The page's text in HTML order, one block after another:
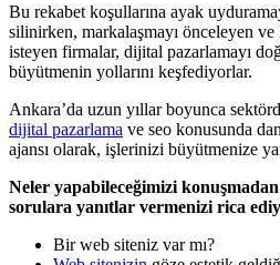
Bu rekabet koşullarına ayak
silinirken, markalaşmayı önceleyen
isteyen firmalar, dijital pazarlamayı
büyütmenin yollarını keşfediyorlar.
Ankara’da uzun yıllar boyunca
dijital pazarlama ve seo konusunda
ajansı olarak, işlerinizi büyütmenize
Neler yapabileceğimizi konuşmadan
sorulara yanıtlar vermenizi rica
Bir web siteniz var mı?